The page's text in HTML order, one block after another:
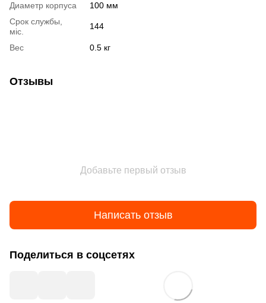
Диаметр корпуса
100 мм
Срок службы,
міс.
144
Вес 0.5 кг
Отзывы
Добавьте первый отзыв
Написать отзыв
Поделиться в соцсетях